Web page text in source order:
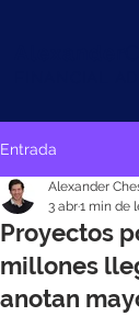
Entrada
Proyectos
millones
anotan
Alexander
3 abr1 min de